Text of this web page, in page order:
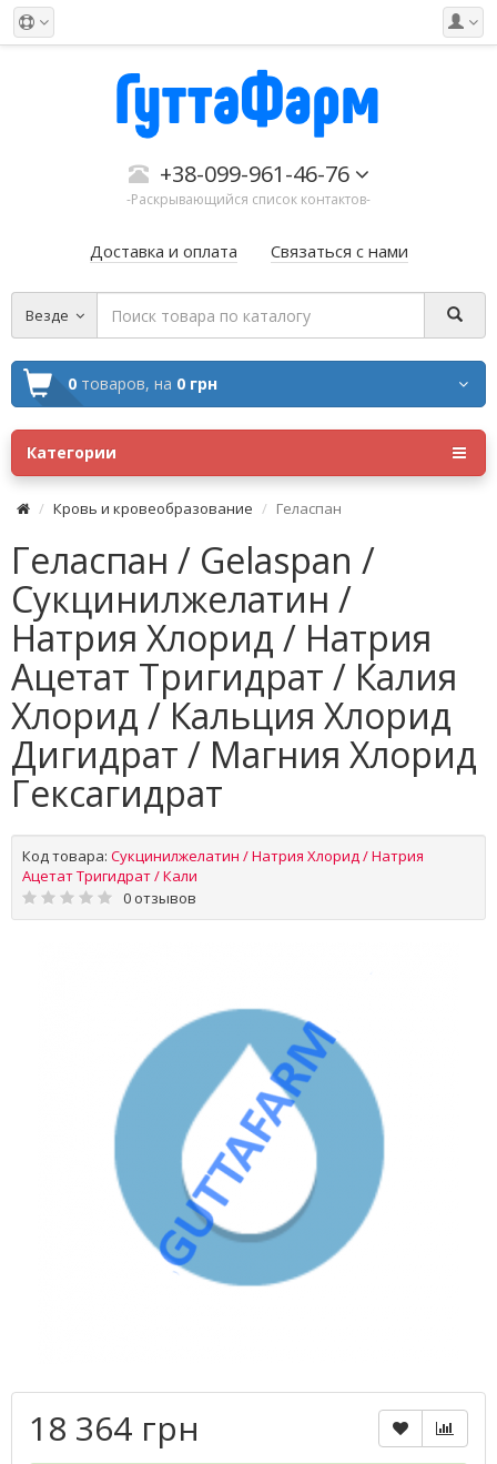
+38-099-961-46-76
-Раскрывающийся список контактов-
Доставка и оплата Связаться с нами
Везде
0 товаров, на 0 грн
Категории
Кровь и кровеобразование Геласпан
Геласпан / Gelaspan /
Сукцинилжелатин /
Натрия Хлорид / Натрия
Ацетат Тригидрат / Калия
Хлорид / Кальция Хлорид
Дигидрат / Магния Хлорид
Гексагидрат
Код товара: Сукцинилжелатин / Натрия Хлорид / Натрия
Ацетат Тригидрат / Кали
0 отзывов
18 364 грн